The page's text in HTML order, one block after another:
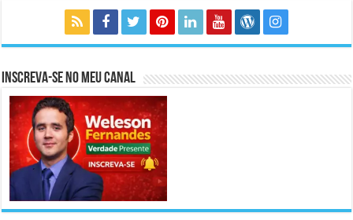
Inscreva-se no meu canal